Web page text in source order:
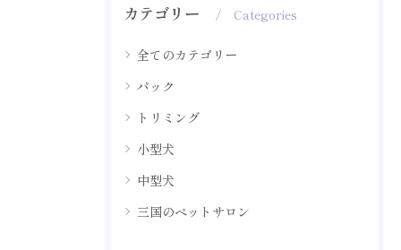
カテゴリー Categories
全てのカテゴリー
パック
トリミング
小型犬
中型犬
三国のペットサロン